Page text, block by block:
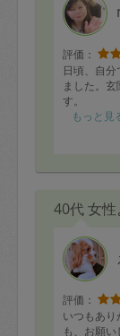
評価：
日頃、自
ました。
す。
もっと見
40代 女性
評価：
いつもあ
も、お願